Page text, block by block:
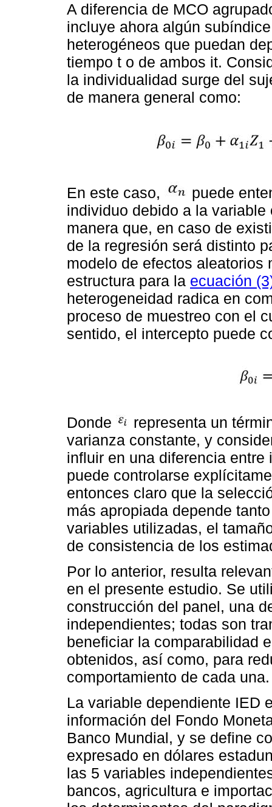
A diferencia de MCO
incluye ahora algún
heterogéneos que puedan
tiempo t o de ambos it.
la individualidad surge del
de manera general como:
En este caso,
puede
individuo debido a la
manera que, en caso de
de la regresión será distinto
modelo de efectos aleatorios
estructura para la ecuación
heterogeneidad radica en
proceso de muestreo con el
sentido, el intercepto puede
Donde
representa un
varianza constante, y
influir en una diferencia
puede controlarse
entonces claro que la
más apropiada depende
variables utilizadas, el
de consistencia de los
Por lo anterior, resulta
en el presente estudio. Se
construcción del panel, una
independientes; todas son
beneficiar la comparabilidad
obtenidos, así como, para
comportamiento de cada una.
La variable dependiente IED
información del Fondo
Banco Mundial, y se define
expresado en dólares
las 5 variables
bancos, agricultura e